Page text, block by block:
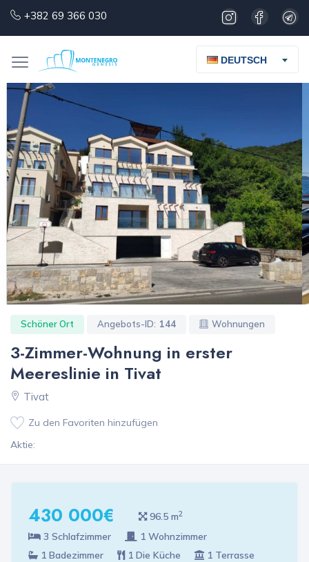
+382 69 366 030
DEUTSCH
Schöner Ort Angebots-ID: 144 Wohnungen
3-Zimmer-Wohnung in erster
Meereslinie in Tivat
Tivat
Zu den Favoriten hinzufügen
Aktie:
430 000€ 96.5 m2
3 Schlafzimmer
1 Wohnzimmer
1 Badezimmer
1 Die Küche 1 Terrasse